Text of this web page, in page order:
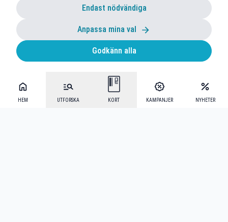
HEM UTFORSKA KORT KAMPANJER NYHETER
Endast nödvändiga
Anpassa mina val
Godkänn alla